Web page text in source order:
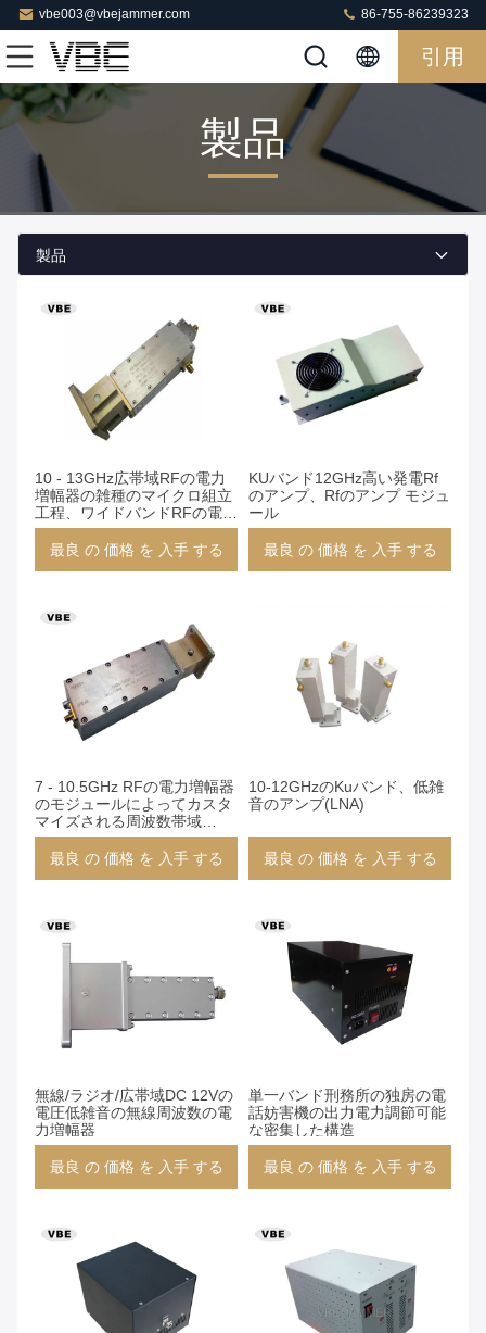
vbe003@vbejammer.com 86-755-86239323
引用
製品
製品
10 - 13GHz広帯域RFの電力
増幅器の雑種のマイクロ組立
工程、ワイドバンドRFの電力
増幅器
最良 の 価格 を 入手 する
KUバンド12GHz高い発電Rf
のアンプ、Rfのアンプ モジュ
ール
最良 の 価格 を 入手 する
7 - 10.5GHz RFの電力増幅器
のモジュールによってカスタ
マイズされる周波数帯域
VBP7-10GL、ワイドバンド
PA最良 の 価格 を 入手 する
10-12GHzのKuバンド、低雑
音のアンプ(LNA)
最良 の 価格 を 入手 する
無線/ラジオ/広帯域DC 12Vの
電圧低雑音の無線周波数の電
力増幅器
最良 の 価格 を 入手 する
単一バンド刑務所の独房の電
話妨害機の出力電力調節可能
な密集した構造
最良 の 価格 を 入手 する